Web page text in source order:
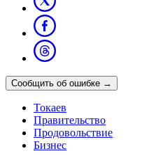
Сообщить об ошибке →
Токаев
Правительство
Продовольствие
Бизнес